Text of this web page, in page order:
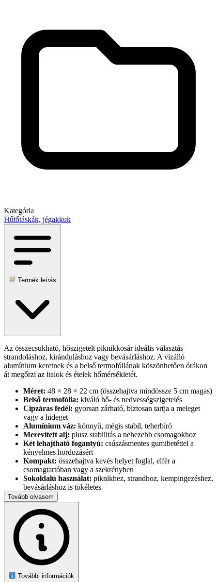
Kategória
Hűtőtáskák, jégakkuk
Termék leírás
Az összecsukható, hőszigetelt piknikkosár ideális választás
strandoláshoz, kiránduláshoz vagy bevásárláshoz. A vízálló
alumínium keretnek és a belső termofóliának köszönhetően órákon
át megőrzi az italok és ételek hőmérsékletét.
Méret: 48 × 28 × 22 cm (összehajtva mindössze 5 cm magas)
Belső termofólia: kiváló hő- és nedvességszigetelés
Cipzáras fedél: gyorsan zárható, biztosan tartja a meleget
vagy a hideget
Alumínium váz: könnyű, mégis stabil, teherbíró
Merevített alj: plusz stabilitás a nehezebb csomagokhoz
Két lehajtható fogantyú: csúszásmentes gumibetéttel a
kényelmes hordozásért
Kompakt: összehajtva kevés helyet foglal, elfér a
csomagtartóban vagy a szekrényben
Sokoldalú használat: piknikhez, strandhoz, kempingezéshez,
bevásárláshoz is tökéletes
Súlya:mindössze ~1 kg, így gyerekjáték a cipelése
Szín:kék
Vidd magaddal a frissítő italokat vagy a gőzölgő ebédet bárhová, és
élvezd, hogy mindig a megfelelő hőmérsékleten fogyaszthatod őket!
Tovább olvasom
További információk